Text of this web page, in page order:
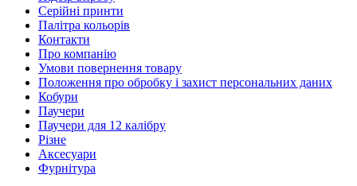
Серійні принти
Палітра кольорів
Контакти
Про компанію
Умови повернення товару
Положення про обробку і захист персональних даних
Кобури
Паучери
Паучери для 12 калібру
Різне
Аксесуари
Фурнітура